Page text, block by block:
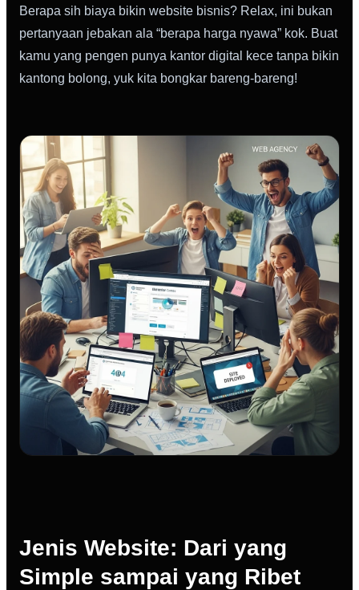
Berapa sih biaya bikin website bisnis? Relax, ini bukan
pertanyaan jebakan ala “berapa harga nyawa” kok. Buat
kamu yang pengen punya kantor digital kece tanpa bikin
kantong bolong, yuk kita bongkar bareng-bareng!
Jenis Website: Dari yang
Simple sampai yang Ribet